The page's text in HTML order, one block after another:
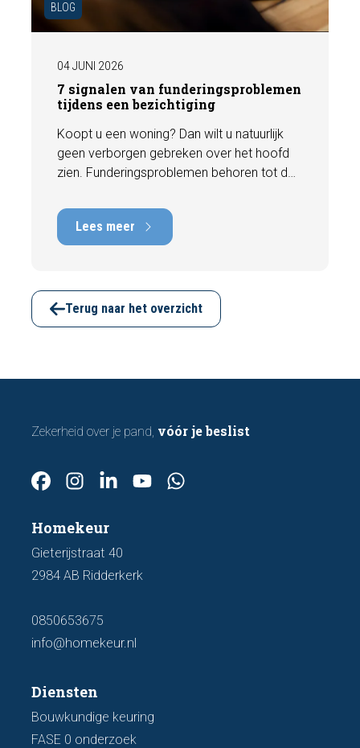
BLOG
04 JUNI 2026
7 signalen van funderingsproblemen
tijdens een bezichtiging
Koopt u een woning? Dan wilt u natuurlijk
geen verborgen gebreken over het hoofd
zien. Funderingsproblemen behoren tot de
kan hebben, met herstelkosten die kunnen
oplopen tot tienduizenden euro's. Gelukkig
zijn er tijdens een bezichtiging vaak al
funderingsschade of verzakkingen. In dit
artikel bespreken we zeven belangrijke
kenmerken waarop u kunt letten voordat u
Lees meer
Terug naar het overzicht
Zekerheid over je pand, vóór je beslist
Homekeur
Gieterijstraat 40
2984 AB Ridderkerk
0850653675
info@homekeur.nl
Diensten
Bouwkundige keuring
FASE 0 onderzoek